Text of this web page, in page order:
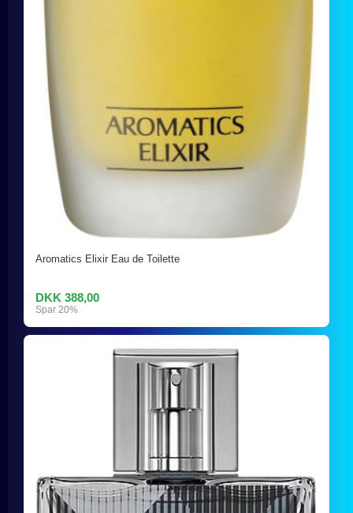
Aromatics Elixir Eau de Toilette
DKK 388,00
Spar 20%